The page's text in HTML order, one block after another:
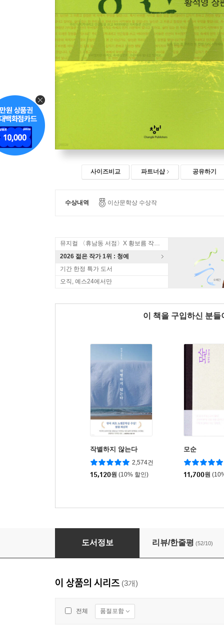
사이즈비교 파트너샵 공유하기
수상내역 이산문학상 수상작
뮤지컬 〈휴남동 서점〉X 황보름 작가 북토크
2026 젊은 작가 1위 : 청예
기간 한정 특가 도서
오직, 예스24에서만
이 책을 구입하신 분
작별하지 않는다
2,574건
15,120원 (10% 할인)
모순
11,700원
오래된 정원 (상)
도서정보 리뷰/한줄평 (52/10)
이 상품의 시리즈 (3개)
전체 품절포함